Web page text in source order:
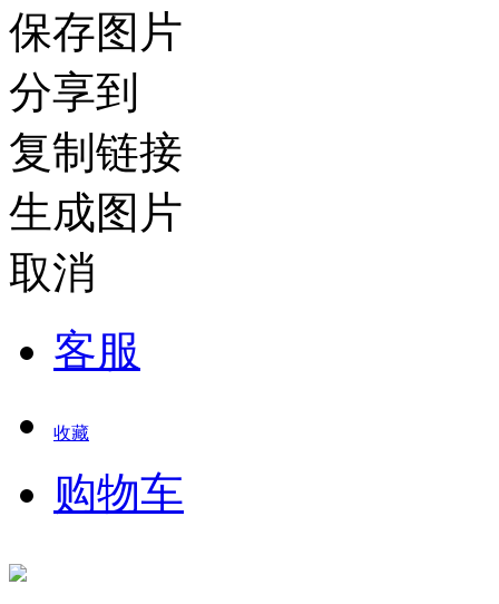
保存图片
分享到
复制链接
生成图片
取消
客服
收藏
购物车